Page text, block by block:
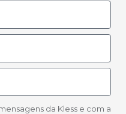
da Kless e com a